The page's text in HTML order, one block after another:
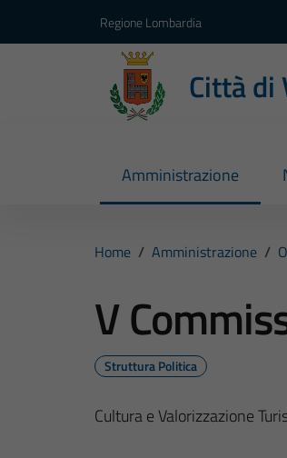
Regione Lombardia
Città di
Amministrazione
Home / Amministrazione /
V
Struttura Politica
Cultura e Valorizzazione